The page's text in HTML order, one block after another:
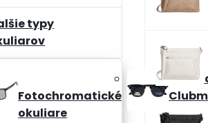
typy
Fotochromatické
okuliare